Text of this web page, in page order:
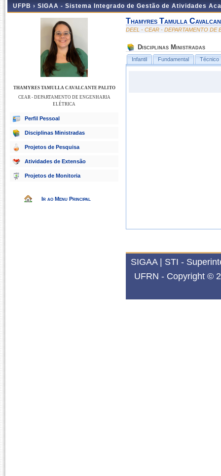
UFPB › SIGAA - Sistema Integrado de Gestão de Atividades
THAMYRES TAMULLA CAVALCANTE PALITO
CEAR - DEPARTAMENTO DE ENGENHARIA
ELÉTRICA
Perfil Pessoal
Disciplinas Ministradas
Projetos de Pesquisa
Atividades de Extensão
Projetos de Monitoria
Ir ao Menu Principal
Thamyres Tamulla
DEEL - CEAR - DEPARTAMENTO DE
Disciplinas Ministradas
Infantil Fundamental Técnico
SIGAA | STI -
UFRN - Copyright ©